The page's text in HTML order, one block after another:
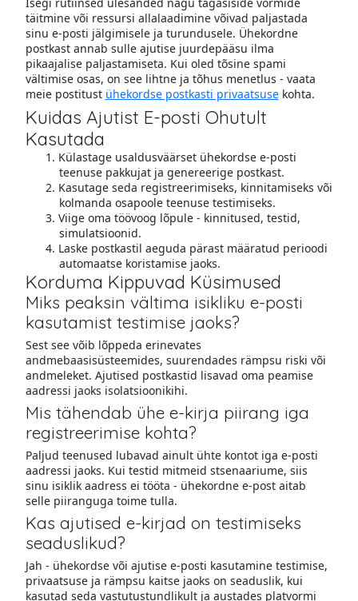
Isegi rutiinsed ülesanded nagu tagasiside vormide
täitmine või ressursi allalaadimine võivad paljastada
sinu e-posti jälgimisele ja turundusele. Ühekordne
postkast annab sulle ajutise juurdepääsu ilma
pikaajalise paljastamiseta. Kui oled tõsine spami
vältimise osas, on see lihtne ja tõhus menetlus - vaata
meie postitust ühekordse postkasti privaatsusekohta.
Kuidas Ajutist E-posti Ohutult
Kasutada
Külastage usaldusväärset ühekordse e-posti
teenuse pakkujat ja genereerige postkast.
Kasutage seda registreerimiseks, kinnitamiseks või
kolmanda osapoole teenuse testimiseks.
Viige oma töövoog lõpule - kinnitused, testid,
simulatsioonid.
Laske postkastil aeguda pärast määratud perioodi
automaatse koristamise jaoks.
Korduma Kippuvad Küsimused
Miks peaksin vältima isikliku e-posti
kasutamist testimise jaoks?
Sest see võib lõppeda erinevates
andmebaasisüsteemides, suurendades rämpsu riski või
andmeleket. Ajutised postkastid lisavad oma peamise
aadressi jaoks isolatsioonikihi.
Mis tähendab ühe e-kirja piirang iga
registreerimise kohta?
Paljud teenused lubavad ainult ühte kontot iga e-posti
aadressi jaoks. Kui testid mitmeid stsenaariume, siis
sinu isiklik aadress ei tööta - ühekordne e-post aitab
selle piiranguga toime tulla.
Kas ajutised e-kirjad on testimiseks
seaduslikud?
Jah - ühekordse või ajutise e-posti kasutamine testimise,
privaatsuse ja rämpsu kaitse jaoks on seaduslik, kui
kasutad seda vastutustundlikult ja austades platvormi